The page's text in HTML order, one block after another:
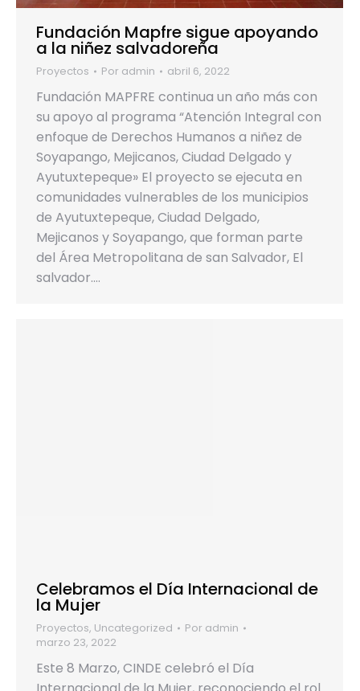
Fundación Mapfre sigue apoyando
a la niñez salvadoreña
Proyectos Por admin abril 6, 2022
Fundación MAPFRE continua un año más con
su apoyo al programa “Atención Integral con
enfoque de Derechos Humanos a niñez de
Soyapango, Mejicanos, Ciudad Delgado y
Ayutuxtepeque» El proyecto se ejecuta en
comunidades vulnerables de los municipios
de Ayutuxtepeque, Ciudad Delgado,
Mejicanos y Soyapango, que forman parte
del Área Metropolitana de san Salvador, El
salvador.…
Celebramos el Día Internacional de
la Mujer
Proyectos, Uncategorized Por admin
marzo 23, 2022
Este 8 Marzo, CINDE celebró el Día